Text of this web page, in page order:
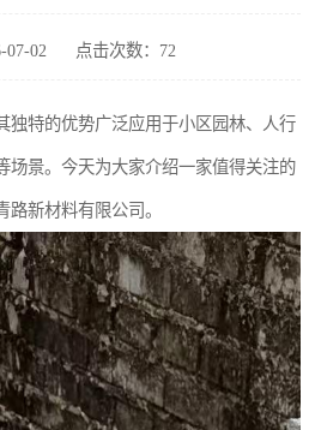
07-02 点击次数：72
独特的优势广泛应用于小区园林、人行
场景。今天为大家介绍一家值得关注的
新材料有限公司。